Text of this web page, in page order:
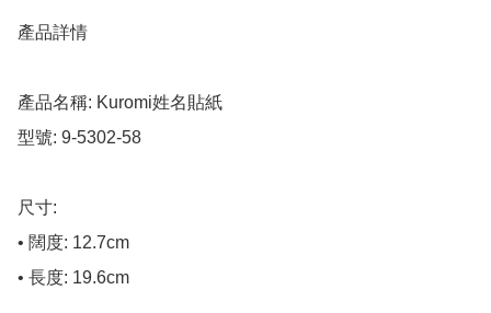
產品詳情
產品名稱: Kuromi姓名貼紙
型號: 9-5302-58
尺寸:
• 闊度: 12.7cm
• 長度: 19.6cm